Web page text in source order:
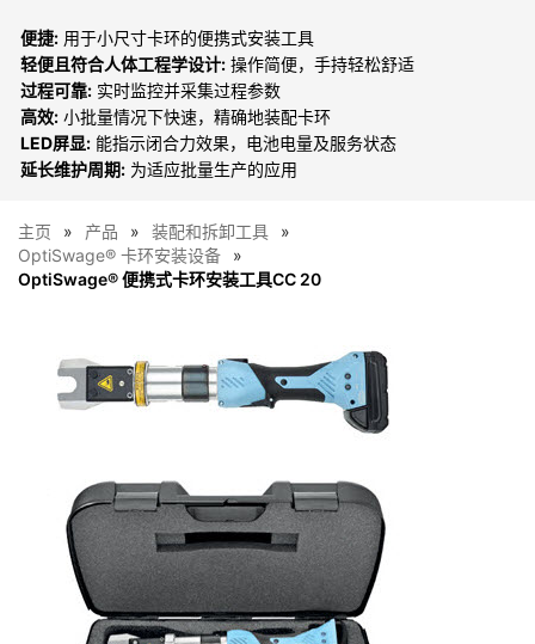
便捷: 用于小尺寸卡环的便携式安装工具
轻便且符合人体工程学设计: 操作简便，手持轻松舒适
过程可靠: 实时监控并采集过程参数
高效: 小批量情况下快速，精确地装配卡环
LED屏显: 能指示闭合力效果，电池电量及服务状态
延长维护周期: 为适应批量生产的应用
主页 产品
装配和拆卸工具
OptiSwage® 卡环安装设备
OptiSwage® 便携式卡环安装工具CC 20